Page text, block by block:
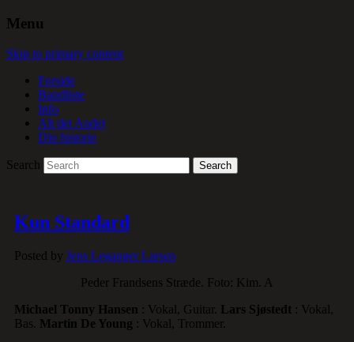
Menu
Skip to primary content
Forside
Bandliste
Info
Alt det Andet
Din historie
Search
Kun Standard
Posted by Jens Leganger Larsen
Peder Frandsens Stræde. Foto: Kim. A
Michael Tonny Hansen : Vokal, Guitar. Lars Sjøstedt : Vokal,
Bas. Martin De Young : Vokal, Trommer.